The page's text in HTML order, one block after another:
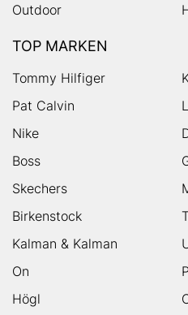
Outdoor
TOP MARKEN
Tommy Hilfiger
Pat Calvin
Nike
Boss
Skechers
Birkenstock
Kalman & Kalman
On
Högl